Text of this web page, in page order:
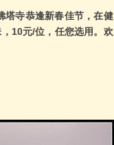
寺恭逢新春佳节，在健
10元/位，任您选用。欢